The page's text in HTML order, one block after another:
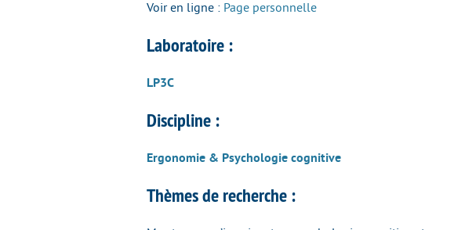
Voir en ligne : Page personnelle
Laboratoire :
LP3C
Discipline :
Ergonomie & Psychologie cognitive
Thèmes de recherche :